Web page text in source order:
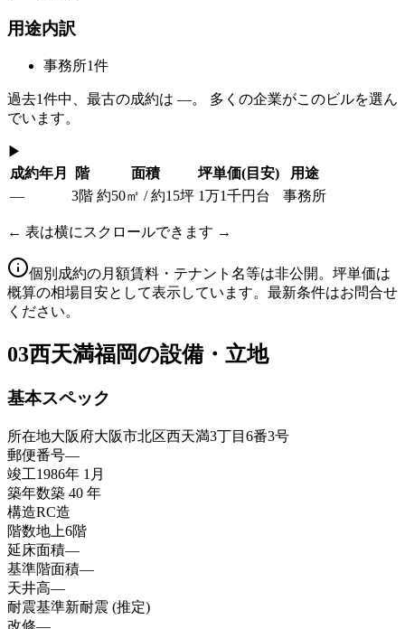
用途内訳
事務所1件
過去1件中、最古の成約は —。 多くの企業がこのビルを選ん
でいます。
▶
成約年月
階 面積 坪単価(目安)
用途
—
3階 約50㎡ / 約15坪 1万1千円台 事務所
← 表は横にスクロールできます →
個別成約の月額賃料・テナント名等は非公開。坪単価は
概算の相場目安として表示しています。最新条件はお問合せ
ください。
03西天満福岡の設備・立地
基本スペック
所在地大阪府大阪市北区西天満3丁目6番3号
郵便番号—
竣工1986年 1月
築年数築 40 年
構造RC造
階数地上6階
延床面積—
基準階面積—
天井高—
耐震基準新耐震 (推定)
改修—